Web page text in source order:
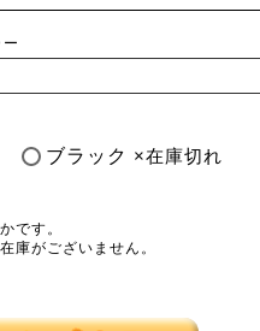
ブラック ×在庫切れ
です。
庫がございません。